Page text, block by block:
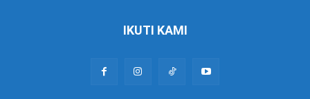
IKUTI KAMI